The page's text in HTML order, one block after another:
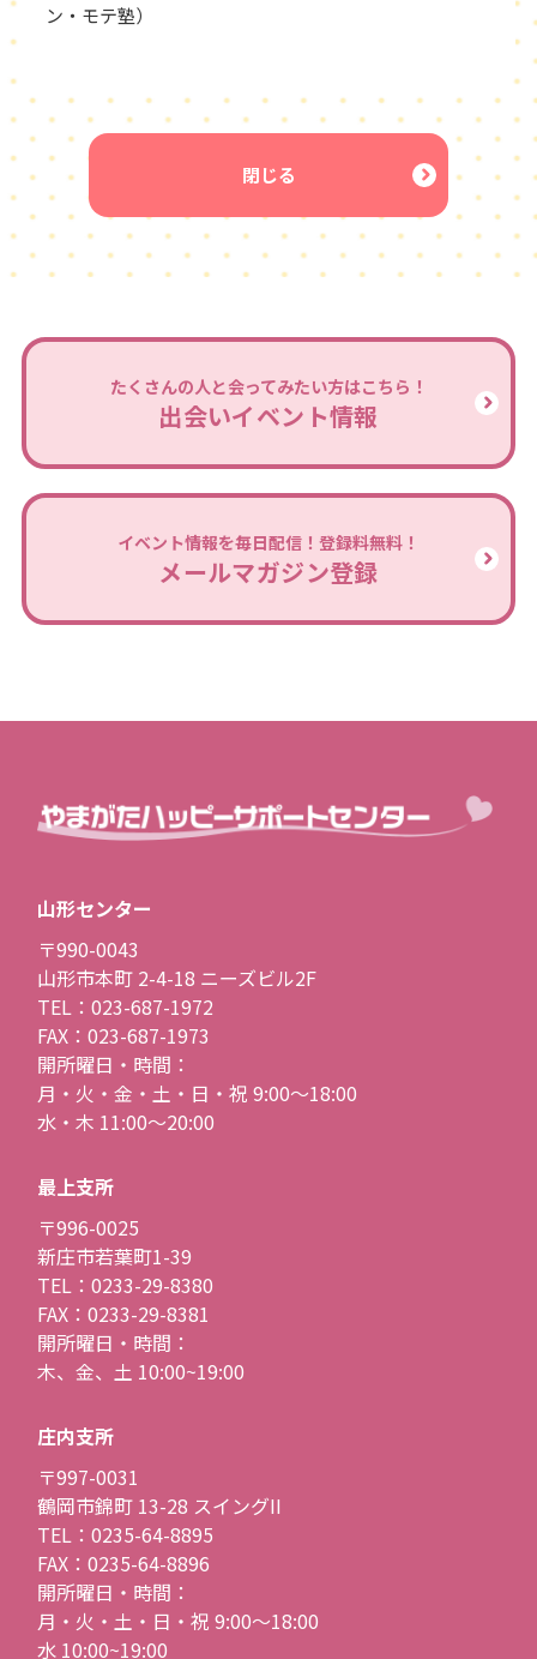
ン・モテ塾）
閉じる
たくさんの人と会ってみたい方はこちら！
出会いイベント情報
イベント情報を毎日配信！登録料無料！
メールマガジン登録
山形センター
〒990-0043
山形市本町 2-4-18 ニーズビル2F
TEL：023-687-1972
FAX：023-687-1973
開所曜日・時間：
月・火・金・土・日・祝 9:00〜18:00
水・木 11:00〜20:00
最上支所
〒996-0025
新庄市若葉町1-39
TEL：0233-29-8380
FAX：0233-29-8381
開所曜日・時間：
木、金、土 10:00~19:00
庄内支所
〒997-0031
鶴岡市錦町 13-28 スイングII
TEL：0235-64-8895
FAX：0235-64-8896
開所曜日・時間：
月・火・土・日・祝 9:00〜18:00
水 10:00~19:00